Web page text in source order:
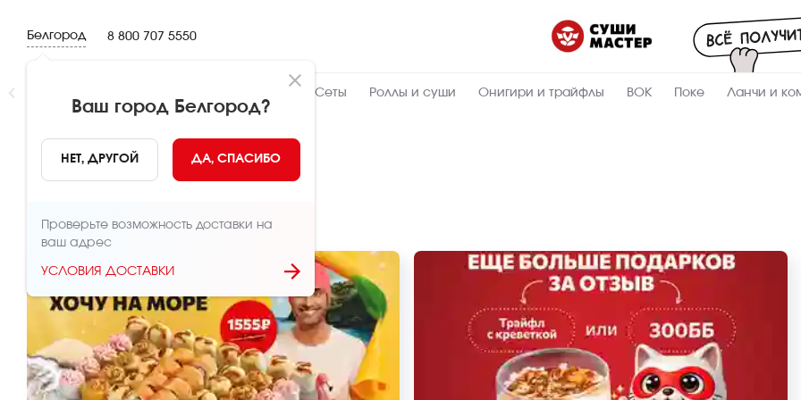
Белгород
Ваш город Белгород?
НЕТ, ДРУГОЙ ДА, СПАСИБО
Проверьте возможность доставки на
ваш адрес
УСЛОВИЯ ДОСТАВКИ
8 800 707 5550
Сеты Роллы и суши Онигири и трайфлы ВОК Поке Ланчи и
Главная